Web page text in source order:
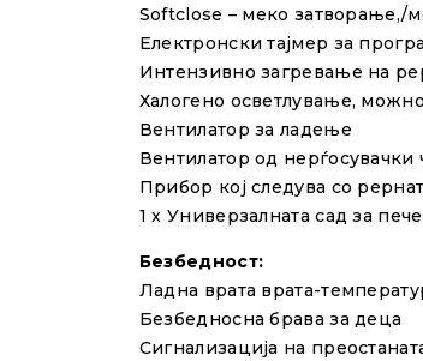
Softclose – мекo затворање,/
Електронски тајмер за
Интензивно загревање на
Халогенo осветлување,
Вентилатор за ладење
Вентилатор од нерѓосувачки
Прибор кој следува со
1 x Универзалната сад за
Безбедност:
Ладна врата врата-
Безбедносна брава за деца
Сигнализација на